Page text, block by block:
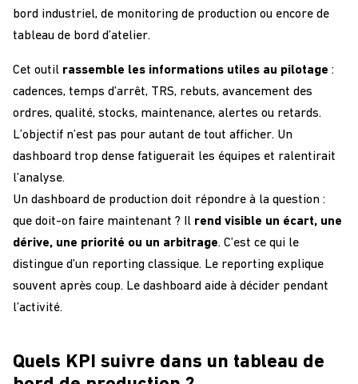
bord industriel, de monitoring de production ou encore de
tableau de bord d’atelier.
Cet outil rassemble les informations utiles au pilotage :
cadences, temps d’arrêt, TRS, rebuts, avancement des
ordres, qualité, stocks, maintenance, alertes ou retards.
L’objectif n’est pas pour autant de tout afficher. Un
dashboard trop dense fatiguerait les équipes et ralentirait
l’analyse.
Un dashboard de production doit répondre à la question :
que doit-on faire maintenant ? Il rend visible un écart, une
dérive, une priorité ou un arbitrage. C’est ce qui le
distingue d’un reporting classique. Le reporting explique
souvent après coup. Le dashboard aide à décider pendant
l’activité.
Quels KPI suivre dans un tableau de